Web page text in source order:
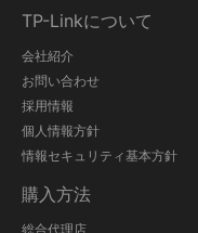
TP-Linkについて
会社紹介
お問い合わせ
採用情報
個人情報方針
情報セキュリティ基本方針
購入方法
総合代理店